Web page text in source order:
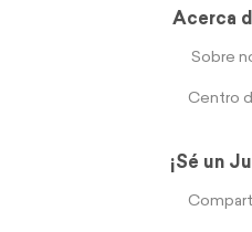
Acerca
Sobre
Centro
¡Sé un